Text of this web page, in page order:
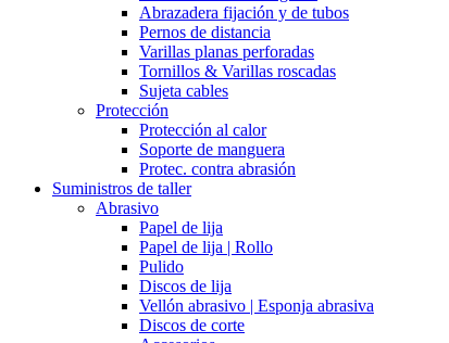
Abrazadera fijación y de tubos
Pernos de distancia
Varillas planas perforadas
Tornillos & Varillas roscadas
Sujeta cables
Protección
Protección al calor
Soporte de manguera
Protec. contra abrasión
Suministros de taller
Abrasivo
Papel de lija
Papel de lija | Rollo
Pulido
Discos de lija
Vellón abrasivo | Esponja abrasiva
Discos de corte